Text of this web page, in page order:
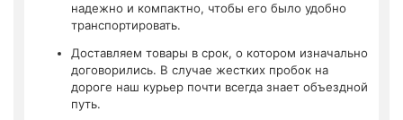
надежно и компактно, чтобы его было удобно
транспортировать.
Доставляем товары в срок, о котором изначально
договорились. В случае жестких пробок на
дороге наш курьер почти всегда знает объездной
путь.